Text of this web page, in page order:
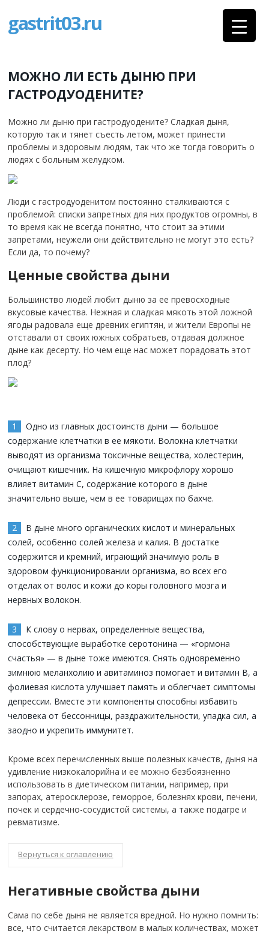
gastrit03.ru
МОЖНО ЛИ ЕСТЬ ДЫНЮ ПРИ
ГАСТРОДУОДЕНИТЕ?
Можно ли дыню при гастродуодените? Сладкая дыня,
которую так и тянет съесть летом, может принести
проблемы и здоровым людям, так что же тогда говорить о
людях с больным желудком.
Люди с гастродуоденитом постоянно сталкиваются с
проблемой: списки запретных для них продуктов огромны, в
то время как не всегда понятно, что стоит за этими
запретами, неужели они действительно не могут это есть?
Если да, то почему?
Ценные свойства дыни
Большинство людей любит дыню за ее превосходные
вкусовые качества. Нежная и сладкая мякоть этой ложной
ягоды радовала еще древних египтян, и жители Европы не
отставали от своих южных собратьев, отдавая должное
дыне как десерту. Но чем еще нас может порадовать этот
плод?
Одно из главных достоинств дыни — большое
содержание клетчатки в ее мякоти. Волокна клетчатки
выводят из организма токсичные вещества, холестерин,
очищают кишечник. На кишечную микрофлору хорошо
влияет витамин С, содержание которого в дыне
значительно выше, чем в ее товарищах по бахче.
В дыне много органических кислот и минеральных
солей, особенно солей железа и калия. В достатке
содержится и кремний, играющий значимую роль в
здоровом функционировании организма, во всех его
отделах от волос и кожи до коры головного мозга и
нервных волокон.
К слову о нервах, определенные вещества,
способствующие выработке серотонина — «гормона
счастья» — в дыне тоже имеются. Снять одновременно
зимнюю меланхолию и авитаминоз помогает и витамин В, а
фолиевая кислота улучшает память и облегчает симптомы
депрессии. Вместе эти компоненты способны избавить
человека от бессонницы, раздражительности, упадка сил, а
заодно и укрепить иммунитет.
Кроме всех перечисленных выше полезных качеств, дыня на
удивление низкокалорийна и ее можно безбоязненно
использовать в диетическом питании, например, при
запорах, атеросклерозе, геморрое, болезнях крови, печени,
почек и сердечно-сосудистой системы, а также подагре и
ревматизме.
Вернуться к оглавлению
Негативные свойства дыни
Сама по себе дыня не является вредной. Но нужно помнить:
все, что считается лекарством в малых количествах, может